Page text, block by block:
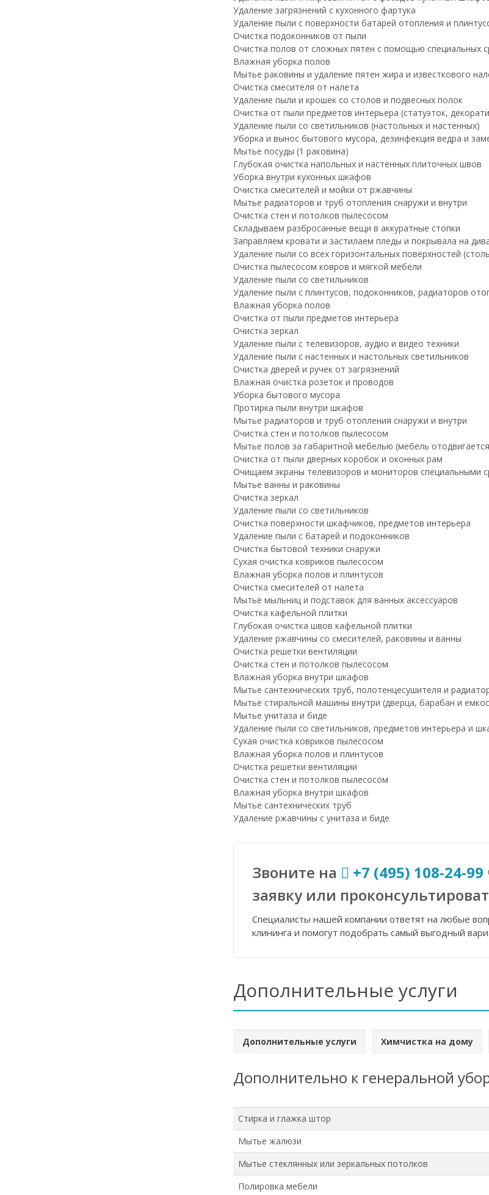
Удаление загрязнений с кухонного фартука
Удаление пыли с поверхности батарей отопления и
Очистка подоконников от пыли
Очистка полов от сложных пятен с помощью специальных
Влажная уборка полов
Мытье раковины и удаление пятен жира и известкового
Очистка смесителя от налета
Удаление пыли и крошек со столов и подвесных полок
Очистка от пыли предметов интерьера (статуэток,
Удаление пыли со светильников (настольных и настенных)
Уборка и вынос бытового мусора, дезинфекция ведра и
Мытье посуды (1 раковина)
Глубокая очистка напольных и настенных плиточных швов
Уборка внутри кухонных шкафов
Очистка смесителей и мойки от ржавчины
Мытье радиаторов и труб отопления снаружи и внутри
Очистка стен и потолков пылесосом
Складываем разбросанные вещи в аккуратные стопки
Заправляем кровати и застилаем пледы и покрывала на
Удаление пыли со всех горизонтальных поверхностей
Очистка пылесосом ковров и мягкой мебели
Удаление пыли со светильников
Удаление пыли с плинтусов, подоконников, радиаторов
Влажная уборка полов
Очистка от пыли предметов интерьера
Очистка зеркал
Удаление пыли с телевизоров, аудио и видео техники
Удаление пыли с настенных и настольных светильников
Очистка дверей и ручек от загрязнений
Влажная очистка розеток и проводов
Уборка бытового мусора
Протирка пыли внутри шкафов
Мытье радиаторов и труб отопления снаружи и внутри
Очистка стен и потолков пылесосом
Мытье полов за габаритной мебелью (мебель
Очистка от пыли дверных коробок и оконных рам
Очищаем экраны телевизоров и мониторов специальными
Мытье ванны и раковины
Очистка зеркал
Удаление пыли со светильников
Очистка поверхности шкафчиков, предметов интерьера
Удаление пыли с батарей и подоконников
Очистка бытовой техники снаружи
Сухая очистка ковриков пылесосом
Влажная уборка полов и плинтусов
Очистка смесителей от налета
Мытье мыльниц и подставок для ванных аксессуаров
Очистка кафельной плитки
Глубокая очистка швов кафельной плитки
Удаление ржавчины со смесителей, раковины и ванны
Очистка решетки вентиляции
Очистка стен и потолков пылесосом
Влажная уборка внутри шкафов
Мытье сантехнических труб, полотенцесушителя и
Мытье стиральной машины внутри (дверца, барабан и
Мытье унитаза и биде
Удаление пыли со светильников, предметов интерьера и
Сухая очистка ковриков пылесосом
Влажная уборка полов и плинтусов
Очистка решетки вентиляции
Очистка стен и потолков пылесосом
Влажная уборка внутри шкафов
Мытье сантехнических труб
Удаление ржавчины с унитаза и биде
Звоните на +7 (495) 108-24-99
заявку или
Специалисты нашей компании ответят на любые
клининга и помогут подобрать самый выгодный
Дополнительные услуги
Дополнительные услуги Химчистка на дому
Дополнительно к генеральной
Стирка и глажка штор
Мытье жалюзи
Мытье стеклянных или зеркальных потолков
Полировка мебели